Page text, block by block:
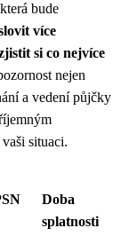
bude
více
si co nejvíce
nejen
a vedení půjčky
situaci.
Doba
splatnosti